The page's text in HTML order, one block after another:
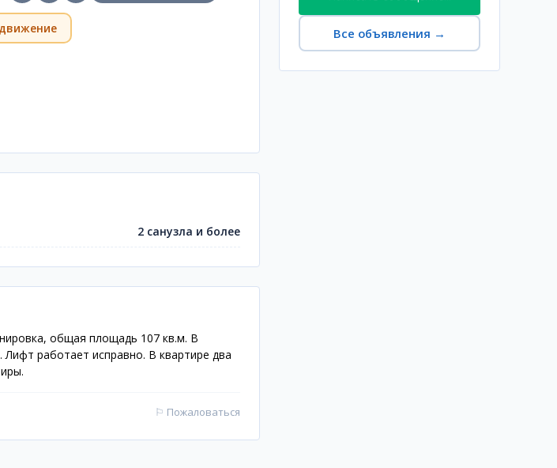
2 санузла и более
общая площадь 107 кв.м. В
работает исправно. В квартире два
⚐ Пожаловаться
Все объявления →